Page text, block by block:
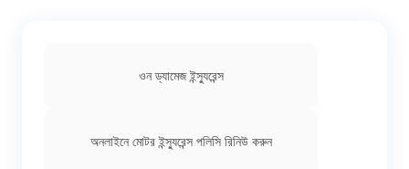
হেভি ভেহিকেল ইন্স্যুরেন্স
চালান কভারে ফিরে যান
ওন ড্যামেজ ইন্স্যুরেন্স
অনলাইনে মোটর ইন্স্যুরেন্স পলিসি রিনিউ করুন